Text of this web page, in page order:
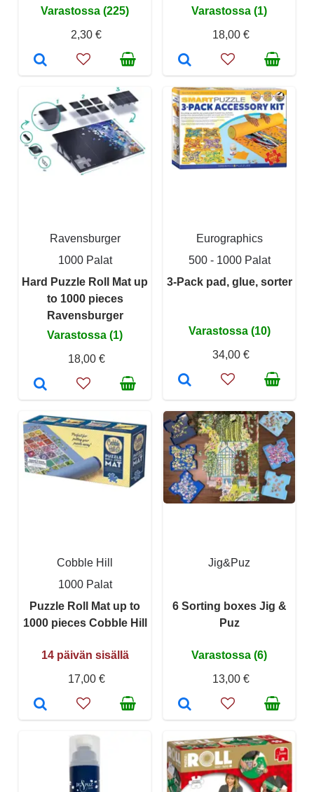
Varastossa (225)
2,30 €
Varastossa (1)
18,00 €
Ravensburger
1000 Palat
Hard Puzzle Roll Mat up
to 1000 pieces
Ravensburger
Varastossa (1)
18,00 €
Eurographics
500 - 1000 Palat
3-Pack pad, glue, sorter
Varastossa (10)
34,00 €
Cobble Hill
1000 Palat
Puzzle Roll Mat up to
1000 pieces Cobble Hill
14 päivän sisällä
17,00 €
Jig&Puz
6 Sorting boxes Jig &
Puz
Varastossa (6)
13,00 €